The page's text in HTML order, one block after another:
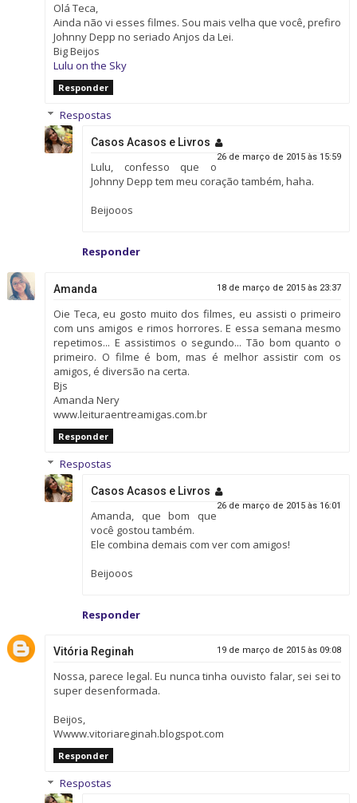
Olá Teca,
Ainda não vi esses filmes. Sou mais velha que você, prefiro
Johnny Depp no seriado Anjos da Lei.
Big Beijos
Lulu on the Sky
Responder
Respostas
Casos Acasos e Livros
26 de março de 2015 às 15:59
Lulu, confesso que o
Johnny Depp tem meu coração também, haha.
Beijooos
Responder
Amanda 18 de março de 2015 às 23:37
Oie Teca, eu gosto muito dos filmes, eu assisti o primeiro
com uns amigos e rimos horrores. E essa semana mesmo
repetimos... E assistimos o segundo... Tão bom quanto o
primeiro. O filme é bom, mas é melhor assistir com os
amigos, é diversão na certa.
Bjs
Amanda Nery
www.leituraentreamigas.com.br
Responder
Respostas
Casos Acasos e Livros
26 de março de 2015 às 16:01
Amanda, que bom que
você gostou também.
Ele combina demais com ver com amigos!
Beijooos
Responder
Vitória Reginah 19 de março de 2015 às 09:08
Nossa, parece legal. Eu nunca tinha ouvisto falar, sei sei to
super desenformada.
Beijos,
Wwww.vitoriareginah.blogspot.com
Responder
Respostas